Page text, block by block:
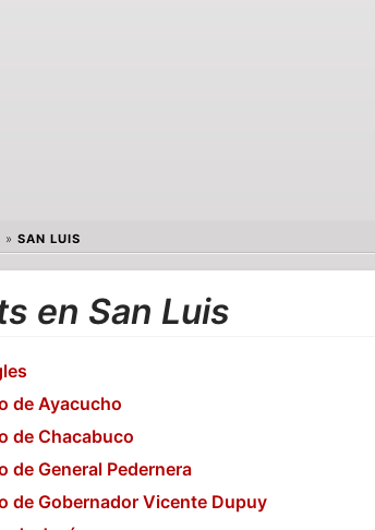
» SAN LUIS
en San Luis
de Ayacucho
de Chacabuco
de General Pedernera
de Gobernador Vicente Dupuy